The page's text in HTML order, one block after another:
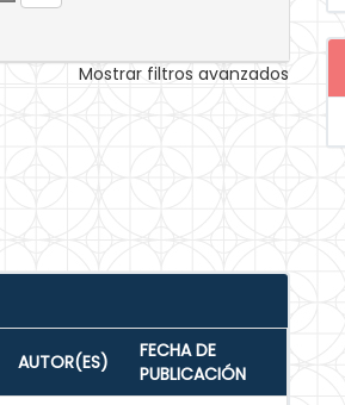
Mostrar filtros avanzados
AUTOR(ES)
FECHA DE
PUBLICACIÓN